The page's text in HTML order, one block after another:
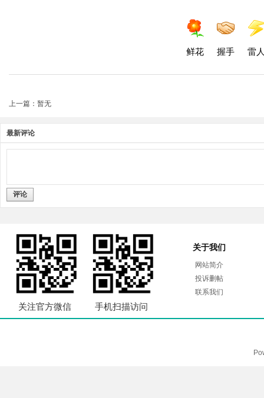
鲜花 握手 雷
上一篇：暂无
最新评论
评论
关注官方微信 手机扫描访问
关于我们
网站简介
投诉删帖
联系我们